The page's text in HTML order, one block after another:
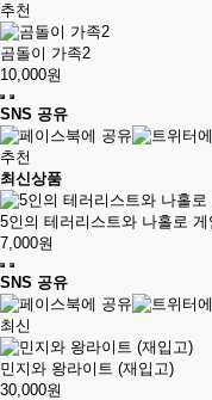
추천
곰돌이 가족2
10,000원
SNS 공유
추천
최신상품
5인의 테러리스트와 나홀로 게
7,000원
SNS 공유
최신
민지와 왕라이트 (재입고)
30,000원